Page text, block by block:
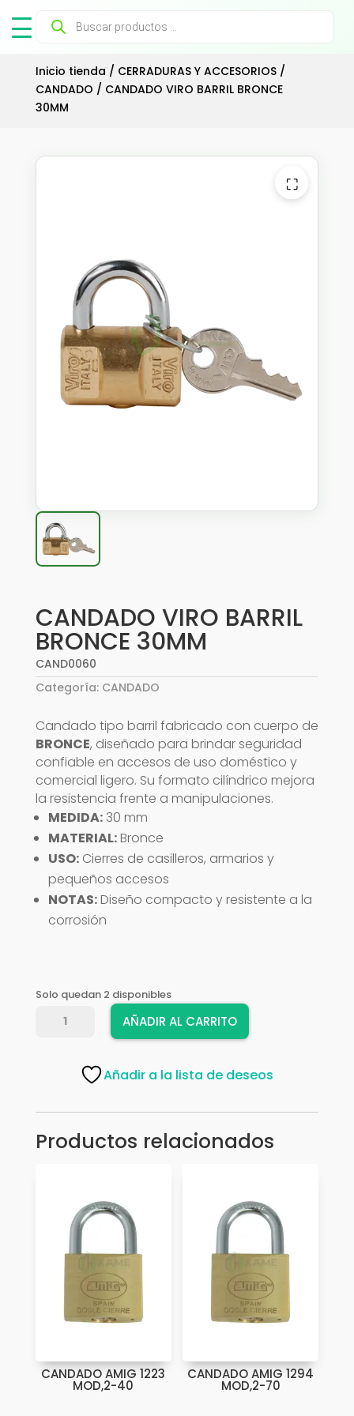
Búsqueda
productos
Inicio tienda / CERRADURAS Y ACCESORIOS/
CANDADO / CANDADO VIRO BARRIL BRONCE
30MM
⛶
CANDADO VIRO BARRIL
BRONCE 30MM
CAND0060
Categoría: CANDADO
Candado tipo barril fabricado con cuerpo de
BRONCE, diseñado para brindar seguridad
confiable en accesos de uso doméstico y
comercial ligero. Su formato cilíndrico mejora
la resistencia frente a manipulaciones.
MEDIDA:30 mm
MATERIAL:Bronce
USO:Cierres de casilleros, armarios y
pequeños accesos
NOTAS:Diseño compacto y resistente a la
corrosión
Solo quedan 2 disponibles
CANDADO
BRONCE
AÑADIR AL CARRITO
Añadir a la lista de deseos
Productos relacionados
CANDADO AMIG 1223
MOD,2-40
CANDADO AMIG 1294
MOD,2-70